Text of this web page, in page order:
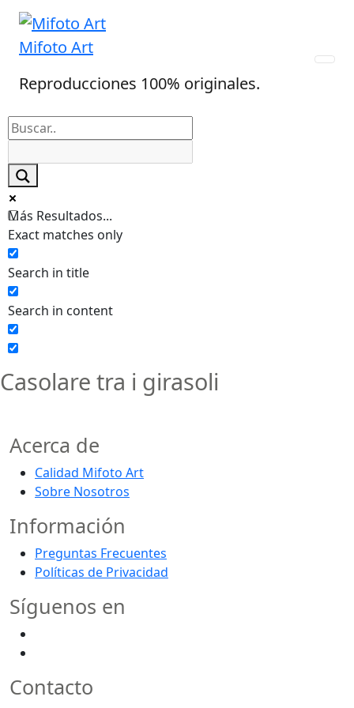
Skip
content
Mifoto Art
Reproducciones 100% originales.
Más Resultados...
Exact matches only
Search in title
Search in content
Casolare tra i girasoli
Acerca de
Calidad Mifoto Art
Sobre Nosotros
Información
Preguntas Frecuentes
Políticas de Privacidad
Síguenos en
Contacto